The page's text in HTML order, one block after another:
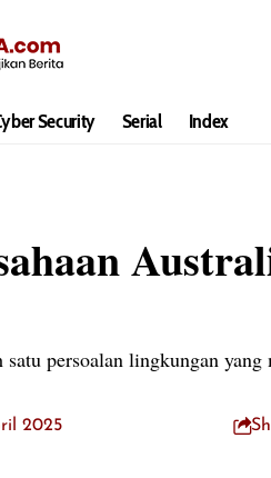
Security Serial Index
persoalan lingkungan yang
2025